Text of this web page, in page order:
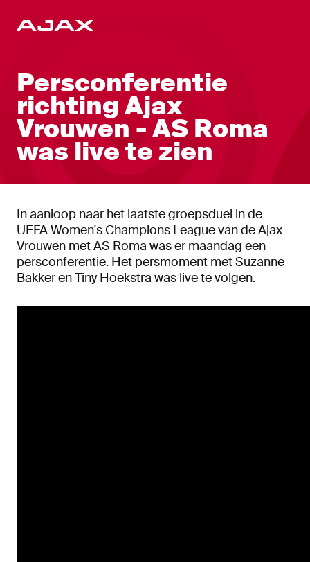
Persconferentie
richting Ajax
Vrouwen - AS Roma
was live te zien
In aanloop naar het laatste groepsduel in de
UEFA Women's Champions League van de Ajax
Vrouwen met AS Roma was er maandag een
persconferentie. Het persmoment met Suzanne
Bakker en Tiny Hoekstra was live te volgen.